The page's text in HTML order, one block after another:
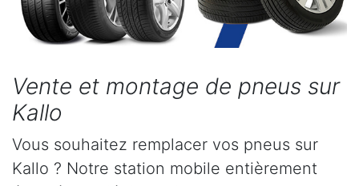
Vente et montage de pneus sur
Kallo
Vous souhaitez remplacer vos pneus sur
Kallo ? Notre station mobile entièrement